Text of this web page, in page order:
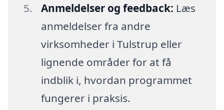
Anmeldelser og feedback: Læs
anmeldelser fra andre
virksomheder i Tulstrup eller
lignende områder for at få
indblik i, hvordan programmet
fungerer i praksis.